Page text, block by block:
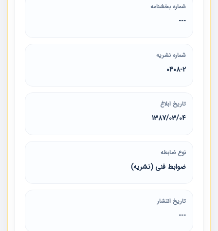
شماره بخشنامه
---
شماره نشریه
0408-2
تاریخ ابلاغ
1387/03/04
نوع ضابطه
ضوابط فنی (نشریه)
تاریخ انتشار
---